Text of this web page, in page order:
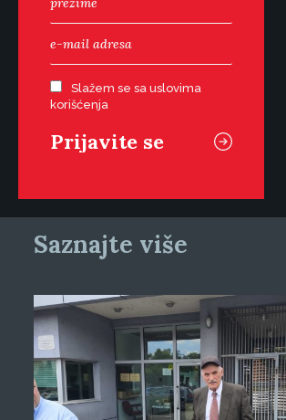
Slažem se sa uslovima
korišćenja
Saznajte više